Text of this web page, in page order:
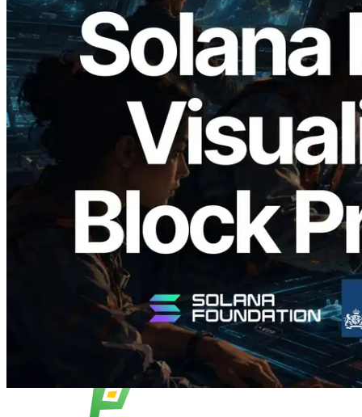
2026.05.24
Validators Solutions 釋出 Solana Block
Analyzer — 以 slot 為單位視覺化區塊生
成時間與負責驗證者